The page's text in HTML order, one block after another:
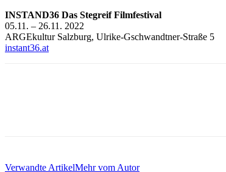
INSTAND36 Das Stegreif Filmfestival
05.11. – 26.11. 2022
ARGEkultur Salzburg, Ulrike-Gschwandtner-Straße 5
instant36.at
Verwandte ArtikelMehr vom Autor